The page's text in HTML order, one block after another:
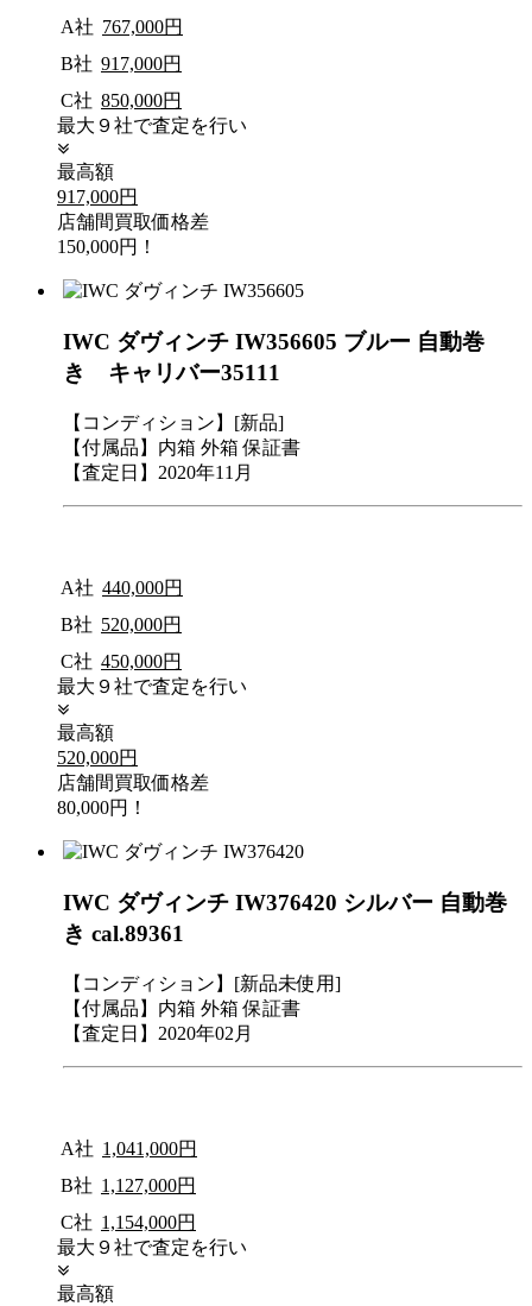
A社 767,000円
B社 917,000円
C社 850,000円
最大９社で査定を行い
最高額
917,000円
店舗間買取価格差
150,000円！
IWC ダヴィンチ IW356605 ブルー 自動巻
き キャリバー35111
【コンディション】[新品]
【付属品】内箱 外箱 保証書
【査定日】2020年11月
A社 440,000円
B社 520,000円
C社 450,000円
最大９社で査定を行い
最高額
520,000円
店舗間買取価格差
80,000円！
IWC ダヴィンチ IW376420 シルバー 自動巻
き cal.89361
【コンディション】[新品未使用]
【付属品】内箱 外箱 保証書
【査定日】2020年02月
A社 1,041,000円
B社 1,127,000円
C社 1,154,000円
最大９社で査定を行い
最高額